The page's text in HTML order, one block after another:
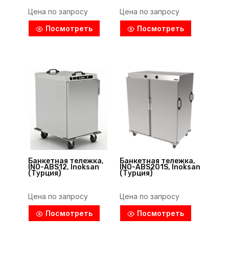
Цена по запросу
Посмотреть
Цена по запросу
Посмотреть
Банкетная тележка,
INO-ABS12, Inoksan
(Турция)
Цена по запросу
Посмотреть
Банкетная тележка,
INO-ABS201S, Inoksan
(Турция)
Цена по запросу
Посмотреть